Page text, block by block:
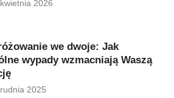
2026
we dwoje: Jak
wypady wzmacniają Waszą
2025